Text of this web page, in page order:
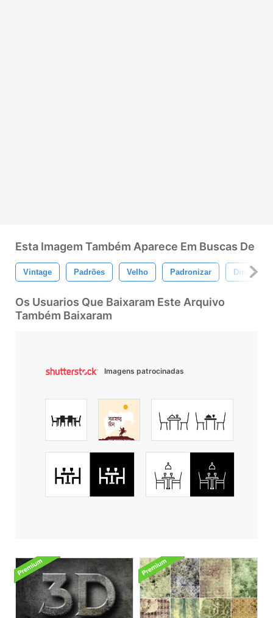
Esta Imagem Também Aparece Em Buscas De
Vintage Padrões Velho Padronizar Din
Os Usuarios Que Baixaram Este Arquivo
Também Baixaram
Imagens patrocinadas